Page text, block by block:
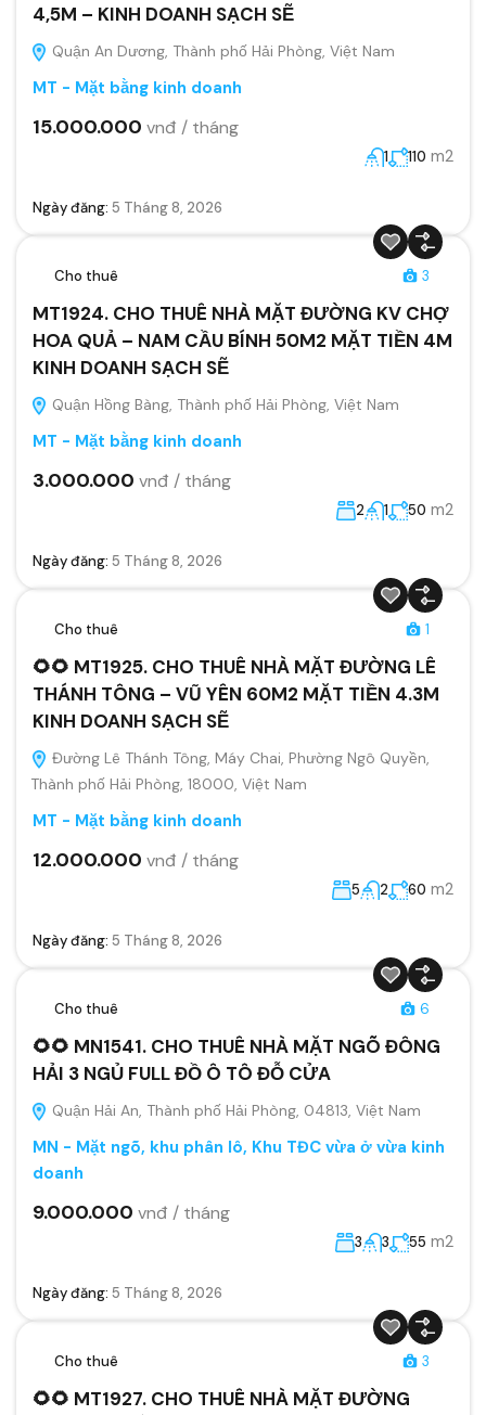
4,5M – KINH DOANH SẠCH SẼ
Quận An Dương, Thành phố Hải Phòng, Việt Nam
MT - Mặt bằng kinh doanh
15.000.000 vnđ / tháng
1 110 m2
Ngày đăng: 5 Tháng 8, 2026
Cho thuê 3
MT1924. CHO THUÊ NHÀ MẶT ĐƯỜNG KV CHỢ
HOA QUẢ – NAM CẦU BÍNH 50M2 MẶT TIỀN 4M
KINH DOANH SẠCH SẼ
Quận Hồng Bàng, Thành phố Hải Phòng, Việt Nam
MT - Mặt bằng kinh doanh
3.000.000 vnđ / tháng
2 1 50 m2
Ngày đăng: 5 Tháng 8, 2026
Cho thuê 1
🌻🌻 MT1925. CHO THUÊ NHÀ MẶT ĐƯỜNG LÊ
THÁNH TÔNG – VŨ YÊN 60M2 MẶT TIỀN 4.3M
KINH DOANH SẠCH SẼ
Đường Lê Thánh Tông, Máy Chai, Phường Ngô Quyền,
Thành phố Hải Phòng, 18000, Việt Nam
MT - Mặt bằng kinh doanh
12.000.000 vnđ / tháng
5 2 60 m2
Ngày đăng: 5 Tháng 8, 2026
Cho thuê 6
🌻🌻 MN1541. CHO THUÊ NHÀ MẶT NGÕ ĐÔNG
HẢI 3 NGỦ FULL ĐỒ Ô TÔ ĐỖ CỬA
Quận Hải An, Thành phố Hải Phòng, 04813, Việt Nam
MN - Mặt ngõ, khu phân lô, Khu TĐC vừa ở vừa kinh
doanh
9.000.000 vnđ / tháng
3 3 55 m2
Ngày đăng: 5 Tháng 8, 2026
Cho thuê 3
🌻🌻 MT1927. CHO THUÊ NHÀ MẶT ĐƯỜNG